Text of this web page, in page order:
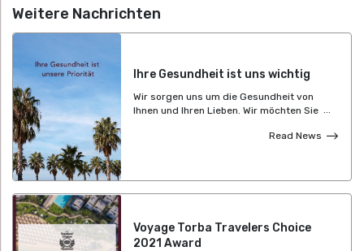
Weitere Nachrichten
Ihre Gesundheit ist uns wichtig
Wir sorgen uns um die Gesundheit von
Ihnen und Ihren Lieben. Wir möchten Sie
Zertifizierungsprogramm für sicheren
und Gesundheitsstandards mit großer
Sorgfalt umsetzen. Wir sind bereit, Ihnen
Erlebnis zu bieten.
Read News
Voyage Torba Travelers Choice
2021 Award